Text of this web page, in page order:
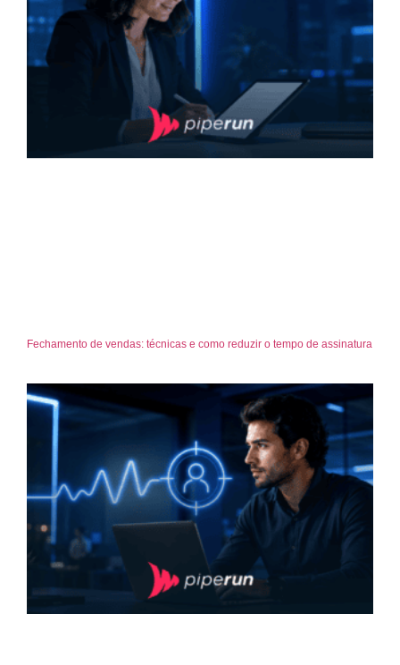
Fechamento de vendas: técnicas e como reduzir o tempo de assinatura